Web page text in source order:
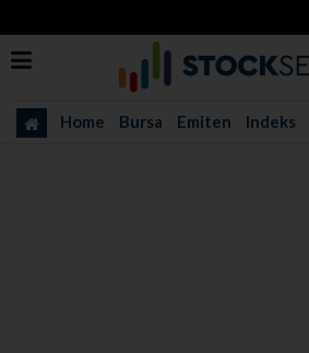
Home Bursa Emiten Indeks